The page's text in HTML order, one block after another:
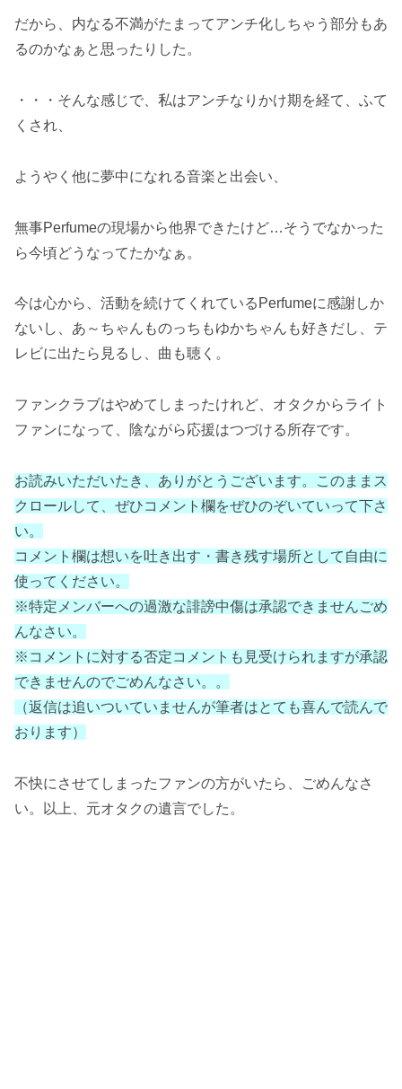
だから、内なる不満がたまってアンチ化しちゃう部分もあ
るのかなぁと思ったりした。
・・・そんな感じで、私はアンチなりかけ期を経て、ふて
くされ、
ようやく他に夢中になれる音楽と出会い、
無事Perfumeの現場から他界できたけど…そうでなかった
ら今頃どうなってたかなぁ。
今は心から、活動を続けてくれているPerfumeに感謝しか
ないし、あ～ちゃんものっちもゆかちゃんも好きだし、テ
レビに出たら見るし、曲も聴く。
ファンクラブはやめてしまったけれど、オタクからライト
ファンになって、陰ながら応援はつづける所存です。
お読みいただいたき、ありがとうございます。このままス
クロールして、ぜひコメント欄をぜひのぞいていって下さ
い。
コメント欄は想いを吐き出す・書き残す場所として自由に
使ってください。
※特定メンバーへの過激な誹謗中傷は承認できませんごめ
んなさい。
※コメントに対する否定コメントも見受けられますが承認
できませんのでごめんなさい。。
（返信は追いついていませんが筆者はとても喜んで読んで
おります）
不快にさせてしまったファンの方がいたら、ごめんなさ
い。以上、元オタクの遺言でした。